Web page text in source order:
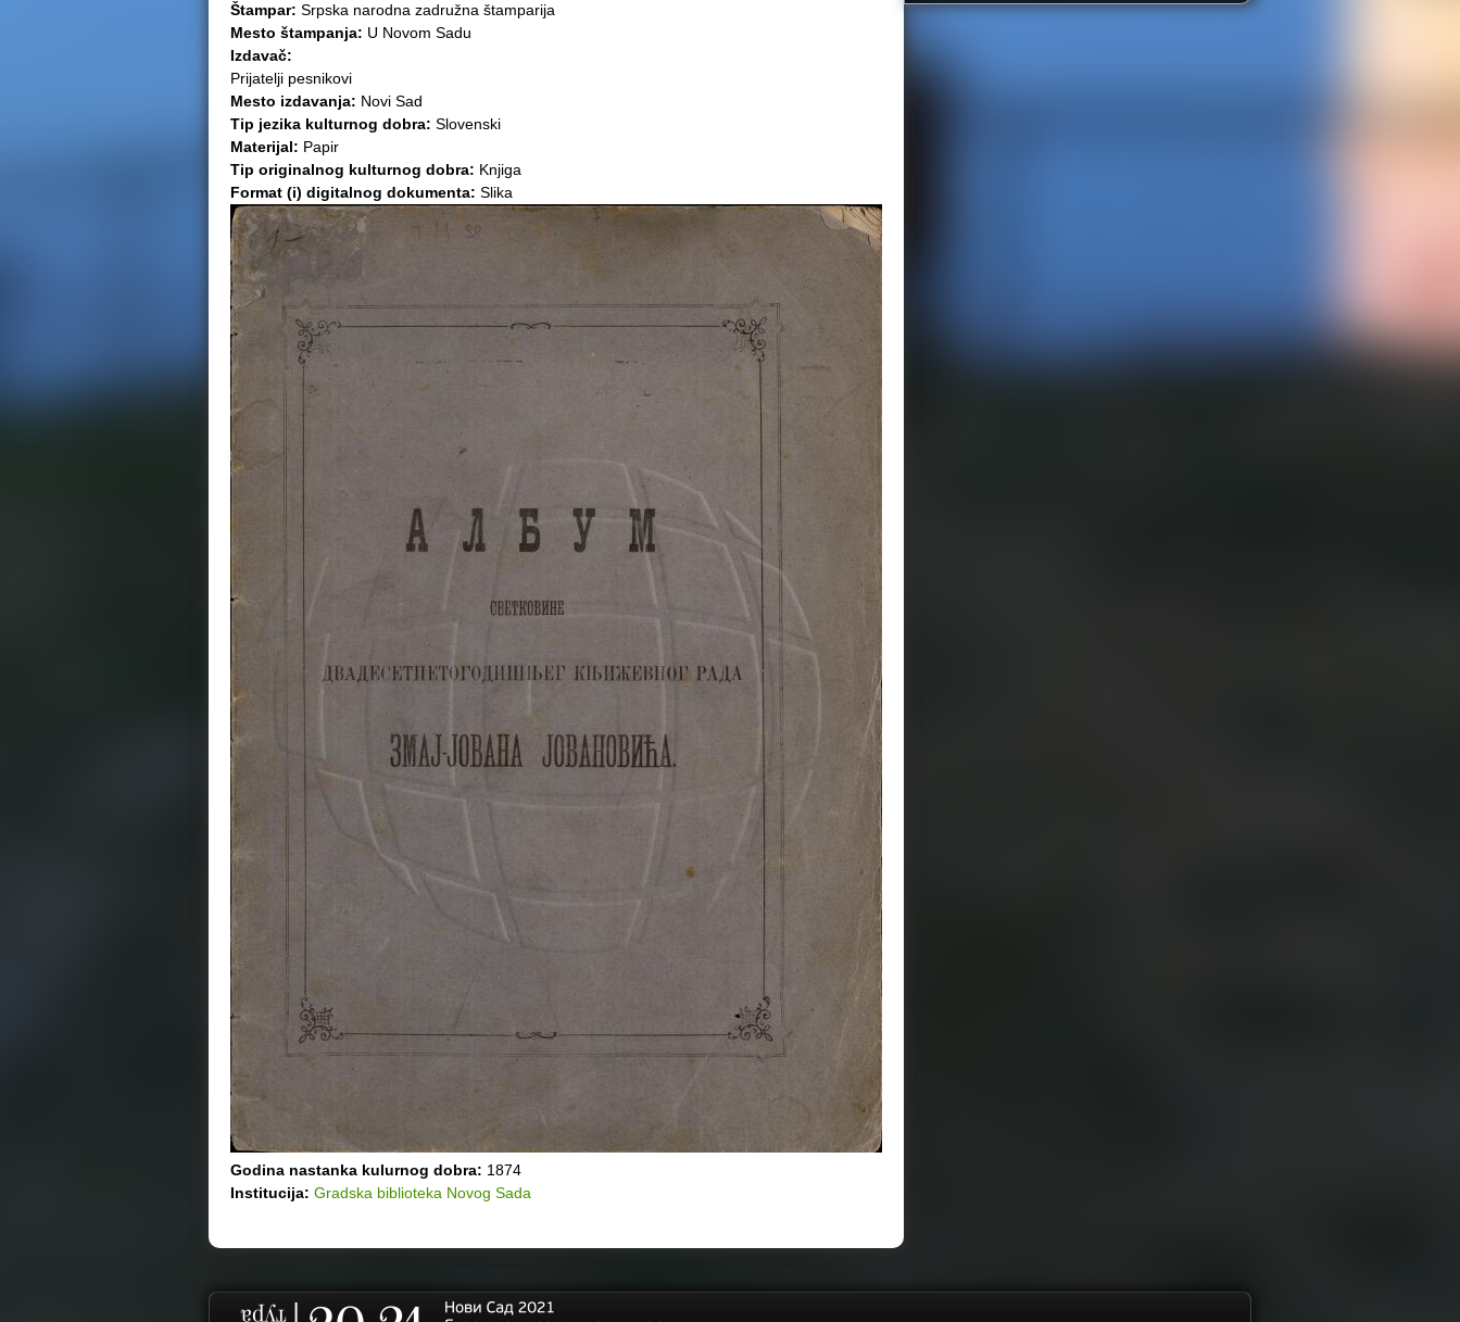
Štampar: Srpska narodna zadružna štamparija
Mesto štampanja: U Novom Sadu
Izdavač:
Prijatelji pesnikovi
Mesto izdavanja: Novi Sad
Tip jezika kulturnog dobra: Slovenski
Materijal: Papir
Tip originalnog kulturnog dobra: Knjiga
Format (i) digitalnog dokumenta: Slika
Godina nastanka kulurnog dobra: 1874
Institucija: Gradska biblioteka Novog Sada